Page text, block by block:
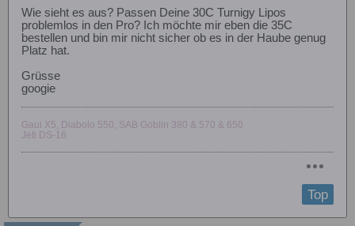
Wie sieht es aus? Passen Deine 30C Turnigy Lipos
problemlos in den Pro? Ich möchte mir eben die 35C
bestellen und bin mir nicht sicher ob es in der Haube genug
Platz hat.
Grüsse
googie
Gaui X5, Diabolo 550, SAB Goblin 380 & 570 & 650
Jeti DS-16
Top